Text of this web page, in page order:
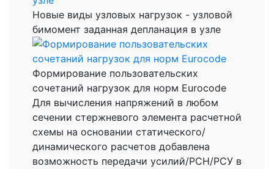
Новые виды узловых нагрузок - узловой
бимомент заданная депланация в узле
Формирование пользовательских
сочетаний нагрузок для норм Eurocode
Для вычисления напряжений в любом
сечении стержневого элемента расчетной
схемы на основании статического/
динамического расчетов добавлена
возможность передачи усилий/РСН/РСУ в